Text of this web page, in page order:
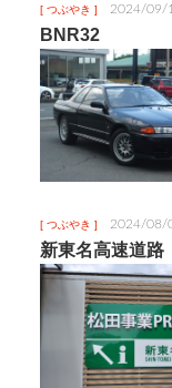
[ つぶやき ] 2024/09/
BNR32
[ つぶやき ] 2024/08/
新東名高速道